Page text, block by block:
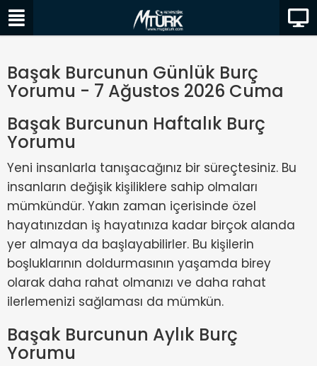
Başak Burcunun Günlük Burç
Yorumu - 7 Ağustos 2026 Cuma
Başak Burcunun Haftalık Burç
Yorumu
Yeni insanlarla tanışacağınız bir süreçtesiniz. Bu
insanların değişik kişiliklere sahip olmaları
mümkündür. Yakın zaman içerisinde özel
hayatınızdan iş hayatınıza kadar birçok alanda
yer almaya da başlayabilirler. Bu kişilerin
boşluklarının doldurmasının yaşamda birey
olarak daha rahat olmanızı ve daha rahat
ilerlemenizi sağlaması da mümkün.
Başak Burcunun Aylık Burç
Yorumu